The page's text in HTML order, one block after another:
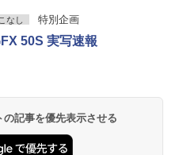
なし 特別企画
50S 実写速報
記事を優先表示させる